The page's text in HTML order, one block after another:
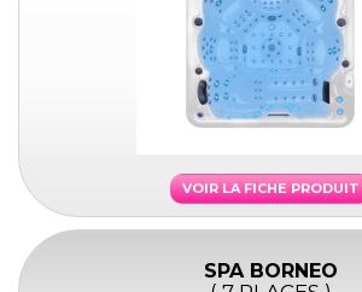
VOIR LA FICHE PRODUIT
SPA BORNEO